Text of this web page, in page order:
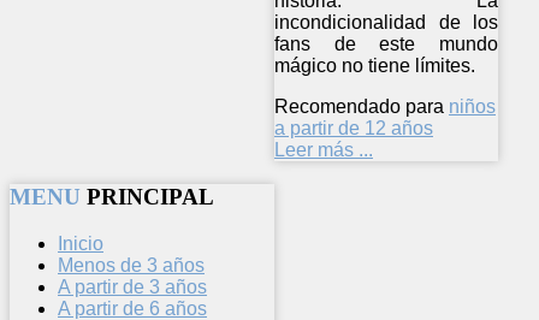
incondicionalidad de los
fans de este mundo
mágico no tiene límites.
Recomendado para niños
a partir de 12 años
Leer más ...
MENU PRINCIPAL
Inicio
Menos de 3 años
A partir de 3 años
A partir de 6 años